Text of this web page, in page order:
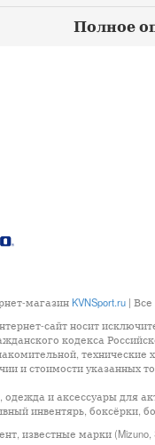
Полное
магазин KVNSport.ru |
сайт носит
кодекса
технические
и стоимости указанных
одежда и аксессуары для
инвентярь, боксёрки,
марки (Mizuno,